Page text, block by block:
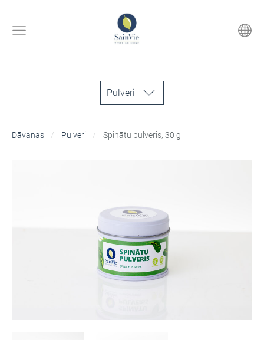
Pulveri
Dāvanas Pulveri Spinātu pulveris, 30 g